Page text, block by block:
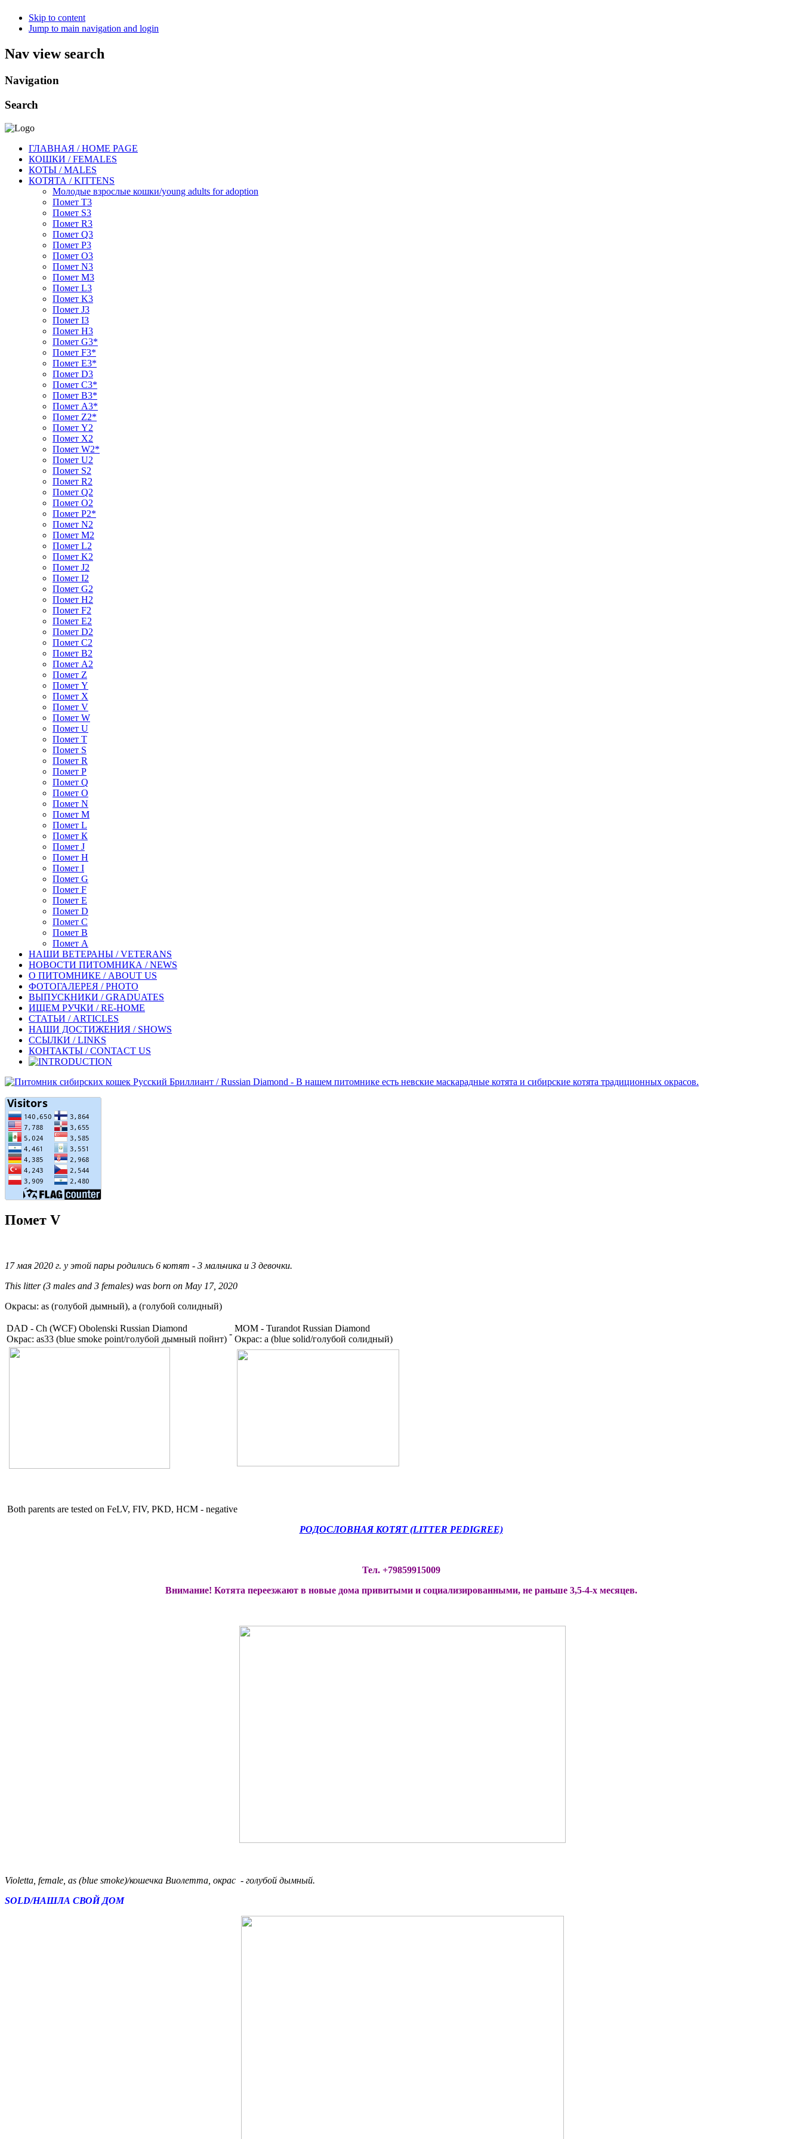
Skip to content
Jump to main navigation and login
Nav view search
Navigation
Search
ГЛАВНАЯ / HOME PAGE
КОШКИ / FEMALES
КОТЫ / MALES
КОТЯТА / KITTENS
Молодые взрослые кошки/young adults for adoption
Помет Т3
Помет S3
Помет R3
Помет Q3
Помет P3
Помет O3
Помет N3
Помет M3
Помет L3
Помет K3
Помет J3
Помет I3
Помет H3
Помет G3*
Помет F3*
Помет E3*
Помет D3
Помет С3*
Помет B3*
Помет A3*
Помет Z2*
Помет Y2
Помет X2
Помет W2*
Помет U2
Помет S2
Помет R2
Помет Q2
Помет O2
Помет P2*
Помет N2
Помет M2
Помет L2
Помет K2
Помет J2
Помет I2
Помет G2
Помет H2
Помет F2
Помет E2
Помет D2
Помет C2
Помет B2
Помет A2
Помет Z
Помет Y
Помет X
Помет V
Помет W
Помет U
Помет Т
Помет S
Помет R
Помет P
Помет Q
Помет O
Помет N
Помет М
Помет L
Помет К
Помет J
Помет H
Помет I
Помет G
Помет F
Помет Е
Помет D
Помет С
Помет B
Помет A
НАШИ ВЕТЕРАНЫ / VETERANS
НОВОСТИ ПИТОМНИКА / NEWS
О ПИТОМНИКЕ / ABOUT US
ФОТОГАЛЕРЕЯ / PHOTO
ВЫПУСКНИКИ / GRADUATES
ИЩЕМ РУЧКИ / RE-HOME
СТАТЬИ / ARTICLES
НАШИ ДОСТИЖЕНИЯ / SHOWS
ССЫЛКИ / LINKS
КОНТАКТЫ / CONTACT US
Помет V
17 мая 2020 г. у этой пары родились 6 котят - 3 мальчика и 3 девочки.
This litter (3 males and 3 females) was born on May 17, 2020
Окрасы: as (голубой дымный), а (голубой солидный)
DAD - Ch (WCF) Obolenski Russian Diamond
Окрас: as33 (blue smoke point/голубой дымный пойнт)
-
MOM - Turandot Russian Diamond
Окрас: a (blue solid/голубой солидный)
Both parents are tested on FeLV, FIV, PKD, HCM - negative
РОДОСЛОВНАЯ КОТЯТ (LITTER PEDIGREE)
Тел. +79859915009
Внимание! Котята переезжают в новые дома привитыми и социализированными, не раньше 3,5-4-х месяцев.
Violetta , female, as (blue smoke)/кошечка Виолетта, окрас - голубой дымный.
SOLD/НАШЛА СВОЙ ДОМ